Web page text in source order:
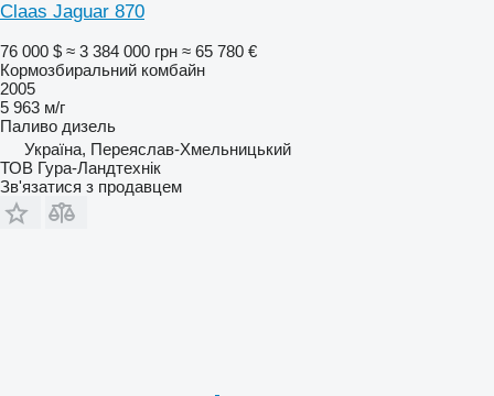
Claas Jaguar 870
76 000 $ ≈ 3 384 000 грн ≈ 65 780 €
Кормозбиральний комбайн
2005
5 963 м/г
Паливо дизель
Україна, Переяслав-Хмельницький
ТОВ Гура-Ландтехнік
Зв'язатися з продавцем